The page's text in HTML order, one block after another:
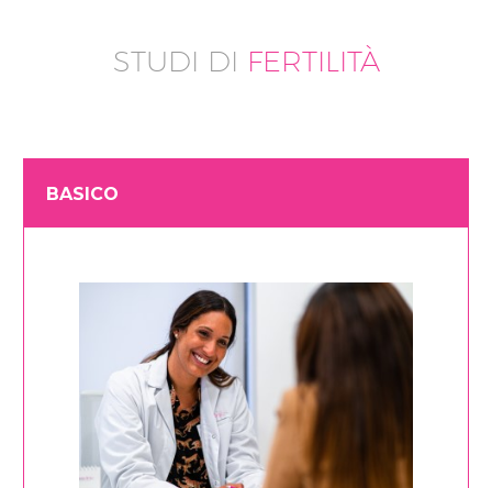
STUDI DI FERTILITÀ
BASICO